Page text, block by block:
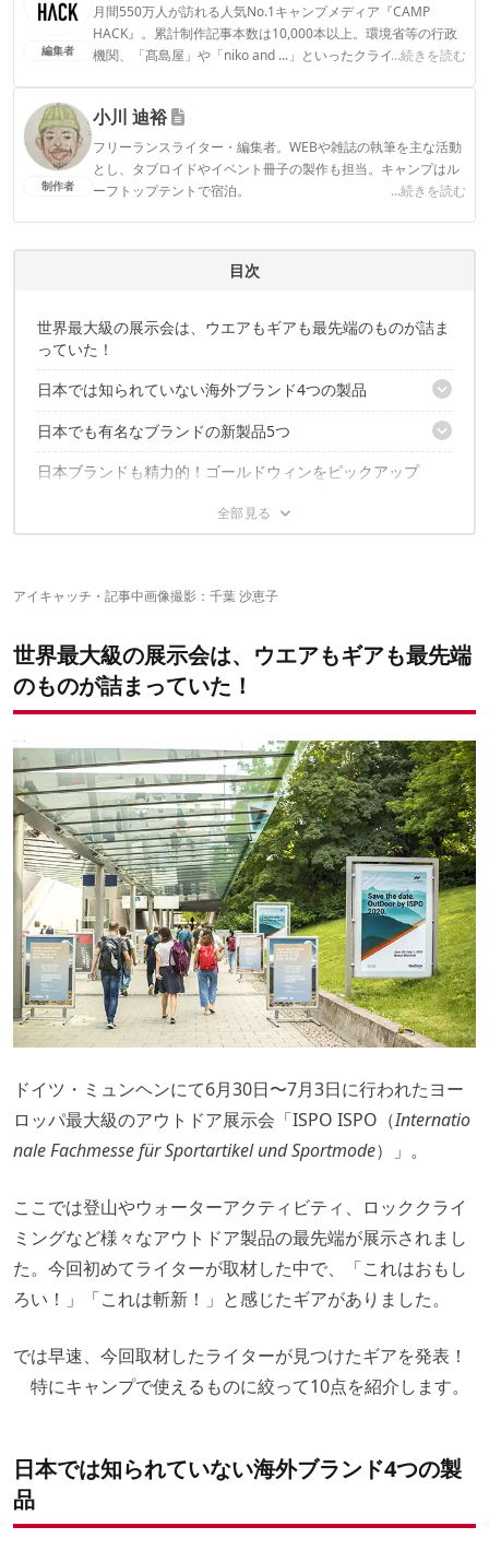
編集者
月間550万人が訪れる人気No.1キャンプメディア『CAMP
HACK』。累計制作記事本数は10,000本以上。環境省等の行政
機関、「髙島屋」や「niko and ...」といったクライアントとの
...続きを読む
CAMP HACK編集部のプロフィール
制作者
小川 迪裕
フリーランスライター・編集者。WEBや雑誌の執筆を主な活動
とし、タブロイドやイベント冊子の製作も担当。キャンプはル
ーフトップテントで宿泊。
...続きを読む
小川 迪裕のプロフィール
目次
世界最大級の展示会は、ウエアもギアも最先端のものが詰ま
っていた！
日本では知られていない海外ブランド4つの製品
その①：ライノウルフ「スーパーテント」
その②：グルツィバッグ「アビオポッド ダウンウール ネイチャ
ー」
その③：ベント「キャンバス」
日本でも有名なブランドの新製品5つ
その⑤：ヘリノックス サンシェード
その⑥：プリムス「エッセンシャルトレイルストーブ」
その⑦：ガーバー「マレット」
日本ブランドも精力的！ゴールドウィンをピックアップ
海外ブランドは、今までにない着眼点・技術力が盛りだ
くさん！
アイキャッチ・記事中画像撮影：千葉 沙恵子
世界最大級の展示会は、ウエアもギアも最先端
のものが詰まっていた！
ドイツ・ミュンヘンにて6月30日〜7月3日に行われたヨー
ロッパ最大級のアウトドア展示会「ISPO ISPO（Internatio
nale Fachmesse für Sportartikel und Sportmode）」。
ここでは登山やウォーターアクティビティ、ロッククライ
ミングなど様々なアウトドア製品の最先端が展示されまし
た。今回初めてライターが取材した中で、「これはおもし
ろい！」「これは斬新！」と感じたギアがありました。
では早速、今回取材したライターが見つけたギアを発表！
特にキャンプで使えるものに絞って10点を紹介します。
日本では知られていない海外ブランド4つの製
品